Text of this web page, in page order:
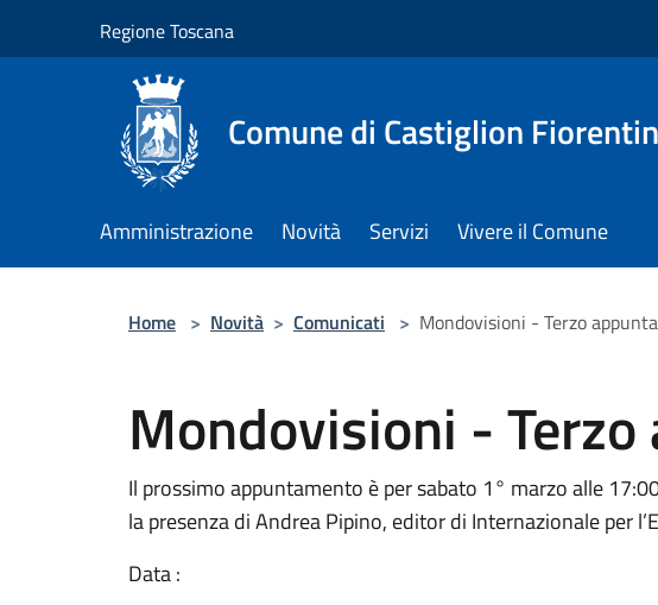
Regione Toscana
Comune di Castiglion
Amministrazione Novità Servizi Vivere il Comune
Home > Novità > Comunicati > Mondovisioni - Terzo
Mondovisioni -
Il prossimo appuntamento è per sabato 1° marzo alle
la presenza di Andrea Pipino, editor di Internazionale per
Data :